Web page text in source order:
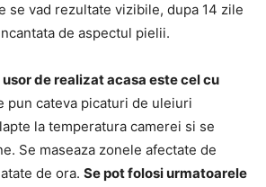
se vad rezultate vizibile, dupa 14 zile
de aspectul pielii.
de realizat acasa este cel cu
pun cateva picaturi de uleiuri
la temperatura camerei si se
Se maseaza zonele afectate de
de ora. Se pot folosi urmatoarele